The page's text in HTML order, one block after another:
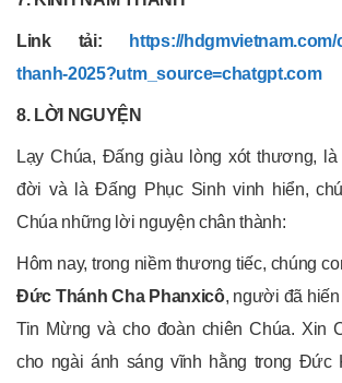
Link tải:
https://
thanh-2025?utm_source=chatgpt.com
8. LỜI NGUYỆN
Lạy Chúa, Đấng giàu lòng xót thương,
đời và là Đấng Phục Sinh vinh hiển,
Chúa những lời nguyện chân thành:
Hôm nay, trong niềm thương tiếc, chúng
Đức Thánh Cha Phanxicô, người đã
Tin Mừng và cho đoàn chiên Chúa. Xin
cho ngài ánh sáng vĩnh hằng trong Đức